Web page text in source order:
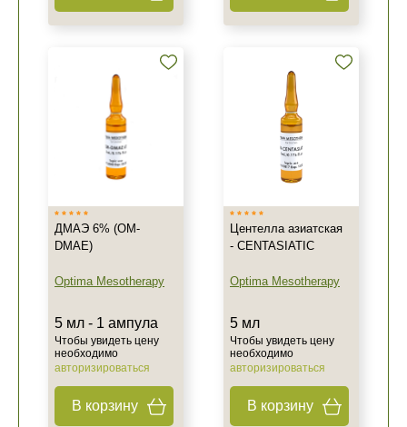
ДМАЭ 6% (OM-
DMAE)
Optima Mesotherapy
5 мл - 1 ампула
Чтобы увидеть цену
необходимо
авторизироваться
В корзину
Центелла азиатская
- CENTASIATIC
Optima Mesotherapy
5 мл
Чтобы увидеть цену
необходимо
авторизироваться
В корзину